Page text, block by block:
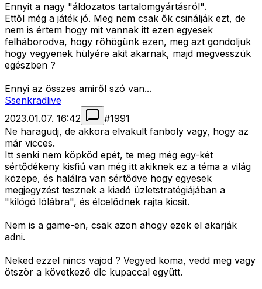
Ennyit a nagy "áldozatos tartalomgyártásról".
Ettől még a játék jó. Meg nem csak ők csinálják ezt, de
nem is értem hogy mit vannak itt ezen egyesek
felháborodva, hogy röhögünk ezen, meg azt gondoljuk
hogy vegyenek hülyére akit akarnak, majd megvesszük
egészben ?
Ennyi az összes amiről szó van...
Ssenkradlive
2023.01.07. 16:42
#1991
Ne haragudj, de akkora elvakult fanboly vagy, hogy az
már vicces.
Itt senki nem köpköd epét, te meg még egy-két
sértődékeny kisfiú van még itt akiknek ez a téma a világ
közepe, és halálra van sértődve hogy egyesek
megjegyzést tesznek a kiadó üzletstratégiájában a
"kilógó lólábra", és élcelődnek rajta kicsit.
Nem is a game-en, csak azon ahogy ezek el akarják
adni.
Neked ezzel nincs vajod ? Vegyed koma, vedd meg vagy
ötször a következő dlc kupaccal együtt.